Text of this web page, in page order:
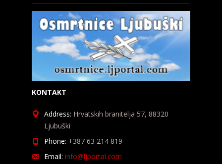
KONTAKT
Address: Hrvatskih branitelja 57, 88320
Ljubuški
Phone: +387 63 214 819
Email: info@ljportal.com